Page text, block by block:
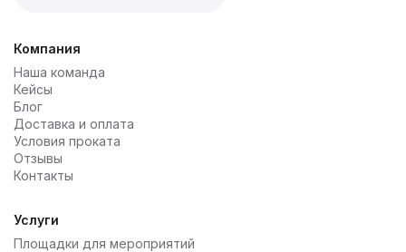
Компания
Наша команда
Кейсы
Блог
Доставка и оплата
Условия проката
Отзывы
Контакты
Услуги
Площадки для мероприятий